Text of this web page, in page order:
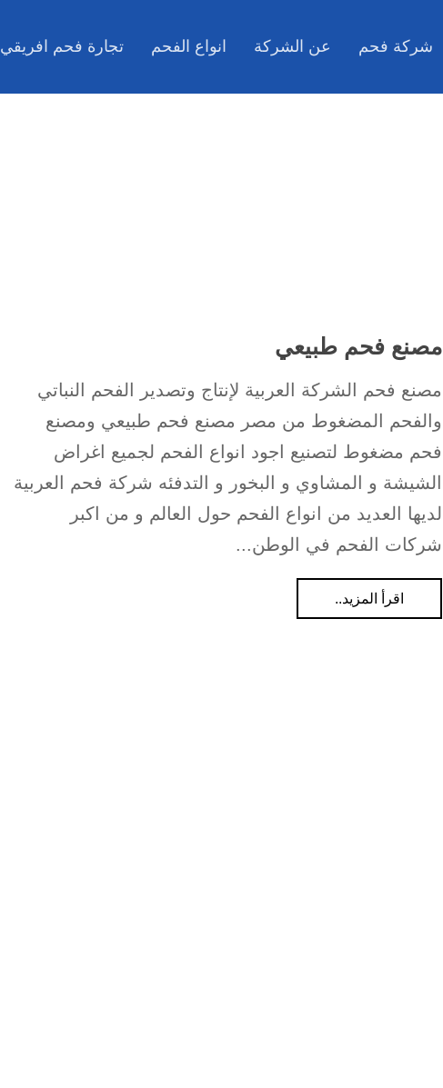
شركة فحم عن الشركة انواع الفحم تجارة فحم افريقي
مصنع فحم طبيعي
مصنع فحم الشركة العربية لإنتاج وتصدير الفحم النباتي
والفحم المضغوط من مصر مصنع فحم طبيعي ومصنع
فحم مضغوط لتصنيع اجود انواع الفحم لجميع اغراض
الشيشة و المشاوي و البخور و التدفئه شركة فحم العربية
لديها العديد من انواع الفحم حول العالم و من اكبر
شركات الفحم في الوطن...
اقرأ المزيد..